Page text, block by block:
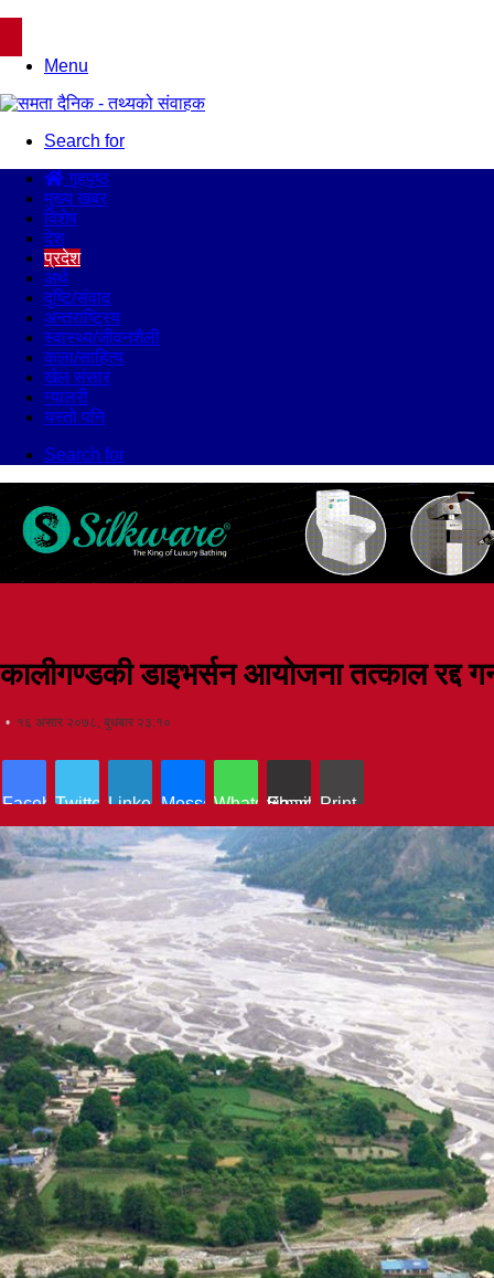
Menu
Search for
गृहपृष्ठ
मुख्य खबर
विशेष
देश
प्रदेश
अर्थ
दृष्टि/संवाद
अन्तराष्ट्रिय
स्वास्थ्य/जीवनशैली
कला/साहित्य
खेल संसार
ग्यालरी
यस्तो पनि
Search for
कालीगण्डकी डाइभर्सन आयोजना तत्काल रद्द
१६ असार २०७८, बुधबार २३:१०
Facebook
Twitter LinkedInMessengerWhatsApp
Share via Email Print